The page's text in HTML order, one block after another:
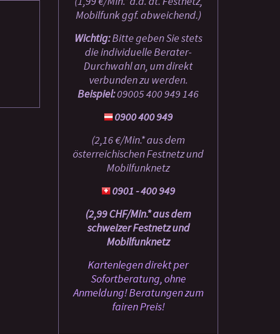
Mobilfunk ggf. abweichend.)
Wichtig:Bitte geben Sie stets
die individuelle Berater-
Durchwahl an, um direkt
verbunden zu werden.
Beispiel:09005 400 949 146
0900 400 949
(2,16 €/Min.* aus dem
österreichischen Festnetz und
Mobilfunknetz
0901 - 400 949
(2,99 CHF/Min.* aus dem
schweizer Festnetz und
Mobilfunknetz
Kartenlegen direkt per
Sofortberatung, ohne
Anmeldung! Beratungen zum
fairen Preis!